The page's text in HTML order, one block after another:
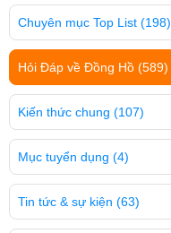
Chuyên mục Top List (198)
Hỏi Đáp về Đồng Hồ (589)
Kiến thức chung (107)
Mục tuyển dụng (4)
Tin tức & sự kiện (63)